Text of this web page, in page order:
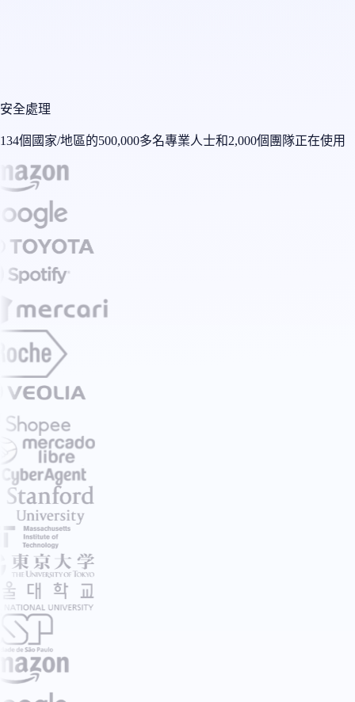
安全處理
134個國家/地區的500,000多名專業人士和2,000個團隊正在使用